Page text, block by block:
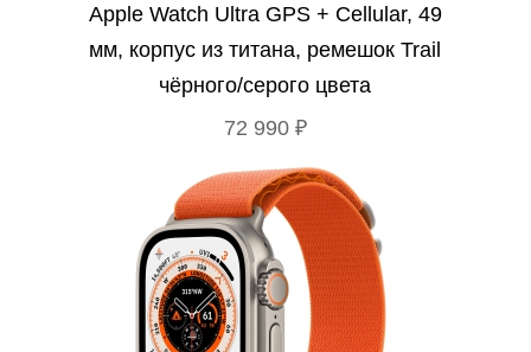
Apple Watch Ultra GPS + Cellular, 49
мм, корпус из титана, ремешок Trail
чёрного/серого цвета
72 990 ₽